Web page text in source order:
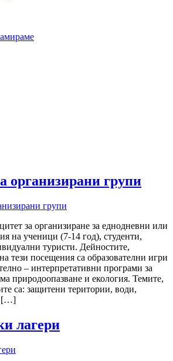
организирани групи
за организиране за еднодневни или
на ученици (7-14 год), студенти,
туристи. Дейностите,
тези посещения са образователни игри
– интерпретативни програми за
природоопазване и екология. Темите,
са: защитени територии, води,
[…]
лагери